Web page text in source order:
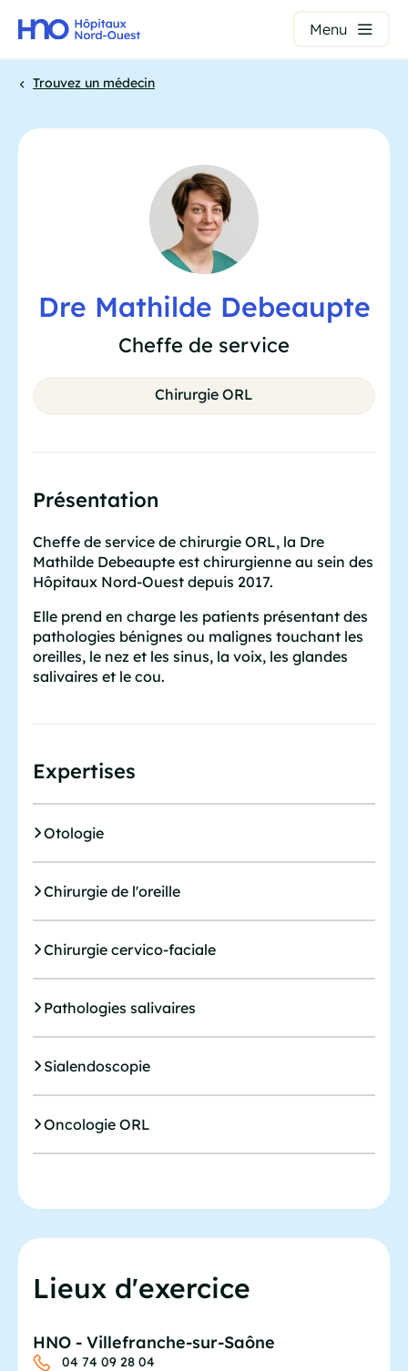
principal
Menu
d'Ariane
Trouvez un médecin
Dre Mathilde Debeaupte
Cheffe de service
Chirurgie ORL
Présentation
Cheffe de service de chirurgie ORL, la Dre
Mathilde Debeaupte est chirurgienne au sein des
Hôpitaux Nord-Ouest depuis 2017.
Elle prend en charge les patients présentant des
pathologies bénignes ou malignes touchant les
oreilles, le nez et les sinus, la voix, les glandes
salivaires et le cou.
Expertises
Otologie
Chirurgie de l'oreille
Chirurgie cervico-faciale
Pathologies salivaires
Sialendoscopie
Oncologie ORL
Lieux d'exercice
HNO - Villefranche-sur-Saône
04 74 09 28 04